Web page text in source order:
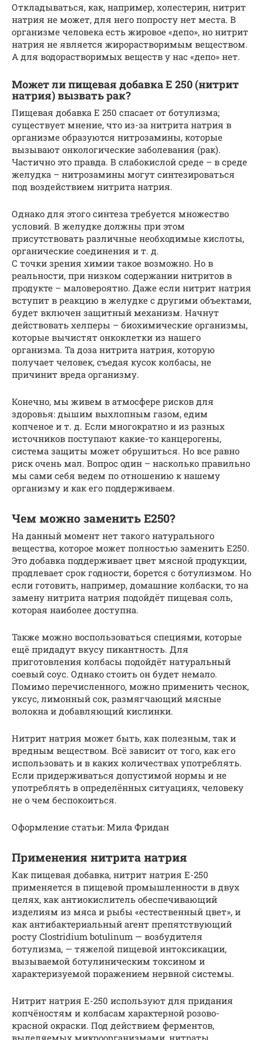
Откладываться, как, например, холестерин, нитрит
натрия не может, для него попросту нет места. В
организме человека есть жировое «депо», но нитрит
натрия не является жирорастворимым веществом.
А для водорастворимых веществ у нас «депо» нет.
Может ли пищевая добавка Е 250 (нитрит
натрия) вызвать рак?
Пищевая добавка Е 250 спасает от ботулизма;
существует мнение, что из-за нитрита натрия в
организме образуются нитрозамины, которые
вызывают онкологические заболевания (рак).
Частично это правда. В слабокислой среде – в среде
желудка – нитрозамины могут синтезироваться
под воздействием нитрита натрия.
Однако для этого синтеза требуется множество
условий. В желудке должны при этом
присутствовать различные необходимые кислоты,
органические соединения и т. д.
С точки зрения химии такое возможно. Но в
реальности, при низком содержании нитритов в
продукте – маловероятно. Даже если нитрит натрия
вступит в реакцию в желудке с другими объектами,
будет включен защитный механизм. Начнут
действовать хелперы – биохимические организмы,
которые вычистят онкоклетки из нашего
организма. Та доза нитрита натрия, которую
получает человек, съедая кусок колбасы, не
причинит вреда организму.
Конечно, мы живем в атмосфере рисков для
здоровья: дышим выхлопным газом, едим
копченое и т. д. Если многократно и из разных
источников поступают какие-то канцерогены,
система защиты может обрушиться. Но все равно
риск очень мал. Вопрос один – насколько правильно
мы сами себя ведем по отношению к нашему
организму и как его поддерживаем.
Чем можно заменить Е250?
На данный момент нет такого натурального
вещества, которое может полностью заменить E250.
Это добавка поддерживает цвет мясной продукции,
продлевает срок годности, борется с ботулизмом. Но
если готовить, например, домашние колбаски, то на
замену нитрита натрия подойдёт пищевая соль,
которая наиболее доступна.
Также можно воспользоваться специями, которые
ещё придадут вкусу пикантность. Для
приготовления колбасы подойдёт натуральный
соевый соус. Однако стоить он будет немало.
Помимо перечисленного, можно применить чеснок,
уксус, лимонный сок, размягчающий мясные
волокна и добавляющий кислинки.
Нитрит натрия может быть, как полезным, так и
вредным веществом. Всё зависит от того, как его
использовать и в каких количествах употреблять.
Если придерживаться допустимой нормы и не
употреблять в определённых ситуациях, человеку
не о чем беспокоиться.
Оформление статьи: Мила Фридан
Применения нитрита натрия
Как пищевая добавка, нитрит натрия Е-250
применяется в пищевой промышленности в двух
целях, как антиокислитель обеспечивающий
изделиям из мяса и рыбы «естественный цвет», и
как антибактериальный агент препятствующий
росту Clostridium botulinum — возбудителя
ботулизма, — тяжелой пищевой интоксикации,
вызываемой ботулиническим токсином и
характеризуемой поражением нервной системы.
Нитрит натрия Е-250 используют для придания
копчёностям и колбасам характерной розово-
красной окраски. Под действием ферментов,